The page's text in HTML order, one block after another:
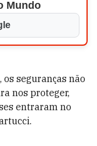
Mundo
seguranças não
nos proteger,
entraram no